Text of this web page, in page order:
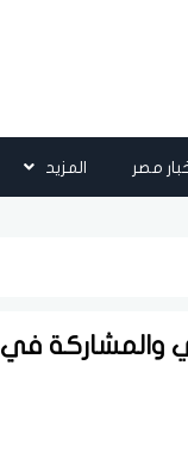
مصر المزيد
والمشاركة في